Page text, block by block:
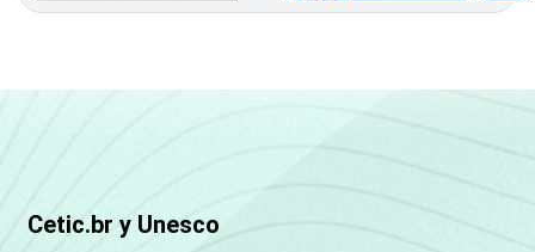
Cetic.br y Unesco